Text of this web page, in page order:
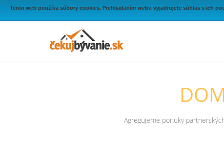
Tento web používa súbory cookies. Prehliadaním webu vyjadrujete súhlas s ich
Agregujeme ponuky